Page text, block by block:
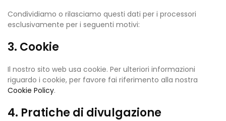
Condividiamo o rilasciamo questi dati per i processori
esclusivamente per i seguenti motivi:
3. Cookie
Il nostro sito web usa cookie. Per ulteriori informazioni
riguardo i cookie, per favore fai riferimento alla nostra
Cookie Policy.
4. Pratiche di divulgazione